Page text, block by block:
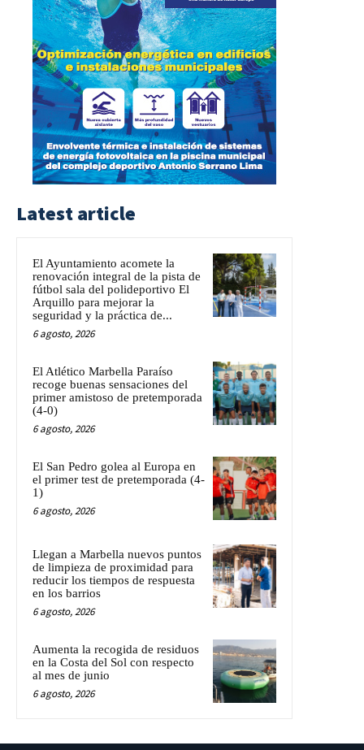
Latest article
El Ayuntamiento acomete la
renovación integral de la pista de
fútbol sala del polideportivo El
Arquillo para mejorar la
seguridad y la práctica de...
6 agosto, 2026
El Atlético Marbella Paraíso
recoge buenas sensaciones del
primer amistoso de pretemporada
(4-0)
6 agosto, 2026
El San Pedro golea al Europa en
el primer test de pretemporada (4-
1)
6 agosto, 2026
Llegan a Marbella nuevos puntos
de limpieza de proximidad para
reducir los tiempos de respuesta
en los barrios
6 agosto, 2026
Aumenta la recogida de residuos
en la Costa del Sol con respecto
al mes de junio
6 agosto, 2026